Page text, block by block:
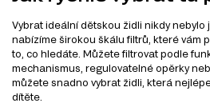
Vybrat ideální dětskou židli nikdy nebylo
nabízíme širokou škálu filtrů, které vám
to, co hledáte. Můžete filtrovat podle
mechanismus, regulovatelné opěrky
můžete snadno vybrat židli, která
dítěte.